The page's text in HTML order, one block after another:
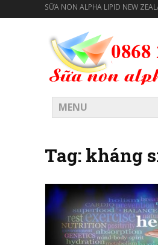
SỮA NON ALPHA LIPID NEW
MENU
Tag: kháng